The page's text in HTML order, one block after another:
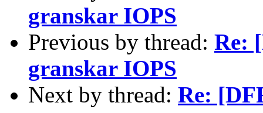
granskar IOPS
Previous by thread: Re:
granskar IOPS
Next by thread: Re: